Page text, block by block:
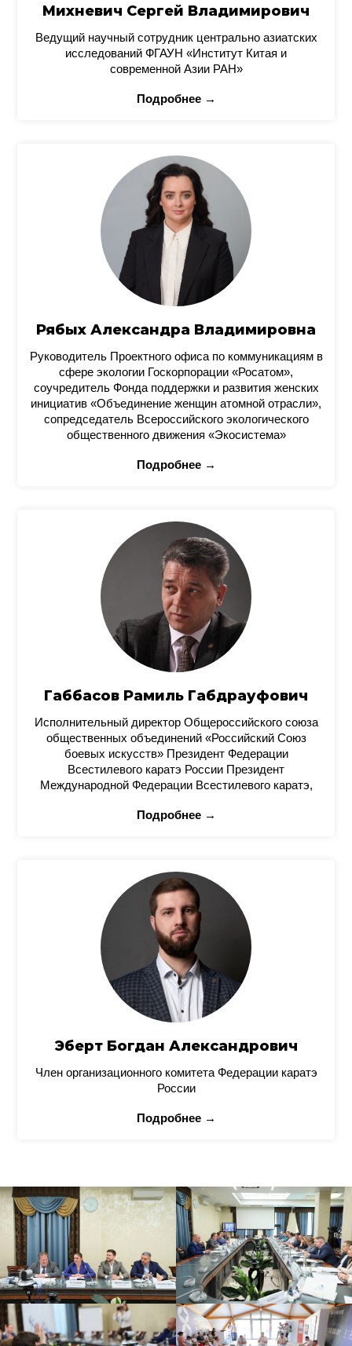
Михневич Сергей Владимирович
Ведущий научный сотрудник центрально азиатских
исследований ФГАУН «Институт Китая и
современной Азии РАН»
Подробнее →
Рябых Александра Владимировна
Руководитель Проектного офиса по коммуникациям в
сфере экологии Госкорпорации «Росатом»,
соучредитель Фонда поддержки и развития женских
инициатив «Объединение женщин атомной отрасли»,
сопредседатель Всероссийского экологического
общественного движения «Экосистема»
Подробнее →
Габбасов Рамиль Габдрауфович
Исполнительный директор Общероссийского союза
общественных объединений «Российский Союз
боевых искусств» Президент Федерации
Всестилевого каратэ России Президент
Международной Федерации Всестилевого каратэ,
Подробнее →
Эберт Богдан Александрович
Член организационного комитета Федерации каратэ
России
Подробнее →